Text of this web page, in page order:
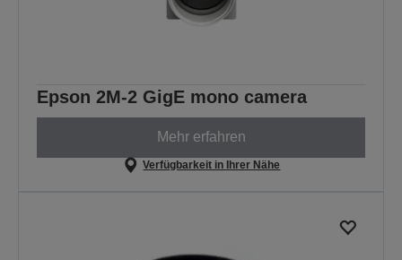
Epson 2M-2 GigE mono camera
Mehr erfahren
Verfügbarkeit in Ihrer Nähe